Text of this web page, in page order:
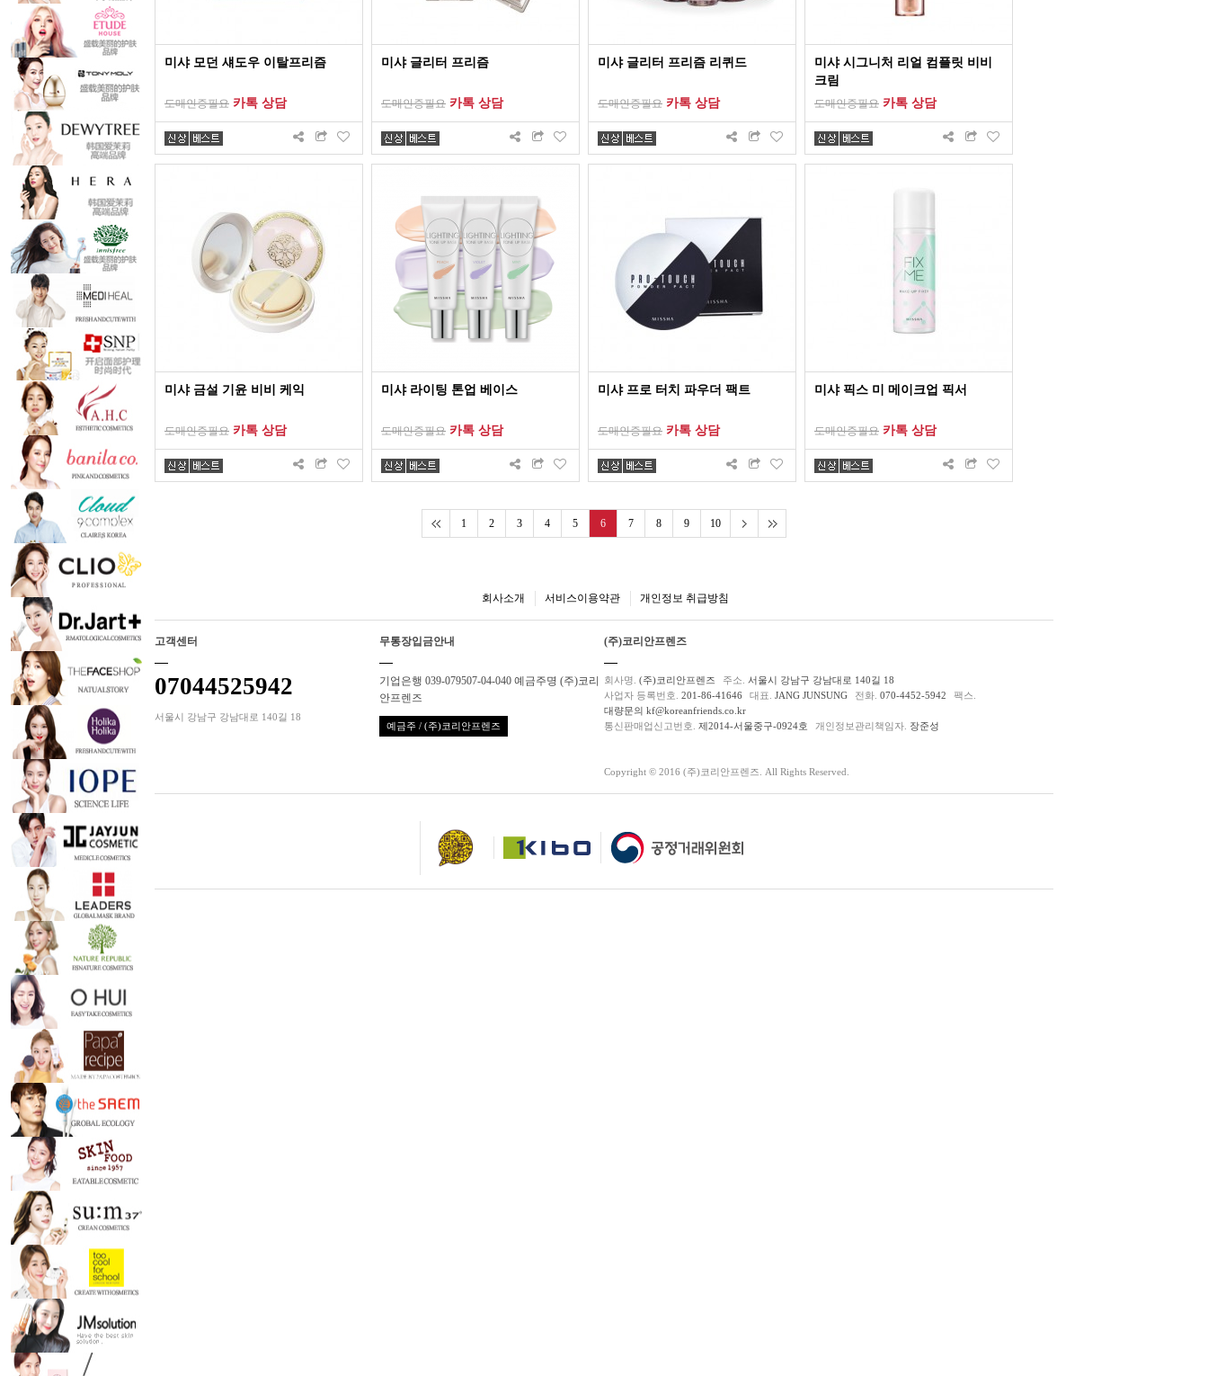
미샤 모던 섀도우 이탈프리즘
도매인증필요 카톡 상담
미샤 글리터 프리즘
도매인증필요 카톡 상담
미샤 글리터 프리즘 리퀴드
도매인증필요 카톡 상담
미샤 시그니처 리얼 컴플릿 비비
크림
도매인증필요 카톡 상담
미샤 금설 기윤 비비 케익
도매인증필요 카톡 상담
미샤 라이팅 톤업 베이스
도매인증필요 카톡 상담
미샤 프로 터치 파우더 팩트
도매인증필요 카톡 상담
미샤 픽스 미 메이크업 픽서
도매인증필요 카톡 상담
1 2 3 4 5 6 7 8 9 10
회사소개 서비스이용약관 개인정보 취급방침
고객센터
07044525942
서울시 강남구 강남대로 140길 18
무통장입금안내
기업은행 039-079507-04-040 예금주명 (주)코리
안프렌즈
예금주 / (주)코리안프렌즈
(주)코리안프렌즈
회사명. (주)코리안프렌즈 주소. 서울시 강남구 강남대로 140길 18
사업자 등록번호. 201-86-41646 대표. JANG JUNSUNG 전화. 070-4452-5942
팩스.
대량문의 kf@koreanfriends.co.kr
통신판매업신고번호. 제2014-서울중구-0924호 개인정보관리책임자. 장준성
Copyright © 2016 (주)코리안프렌즈. All Rights Reserved.